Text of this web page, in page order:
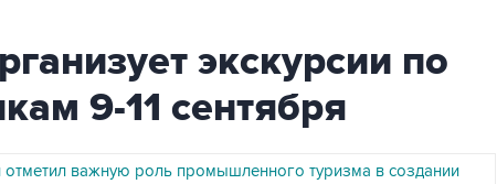
экскурсии по
9-11 сентября
важную роль промышленного туризма в создании